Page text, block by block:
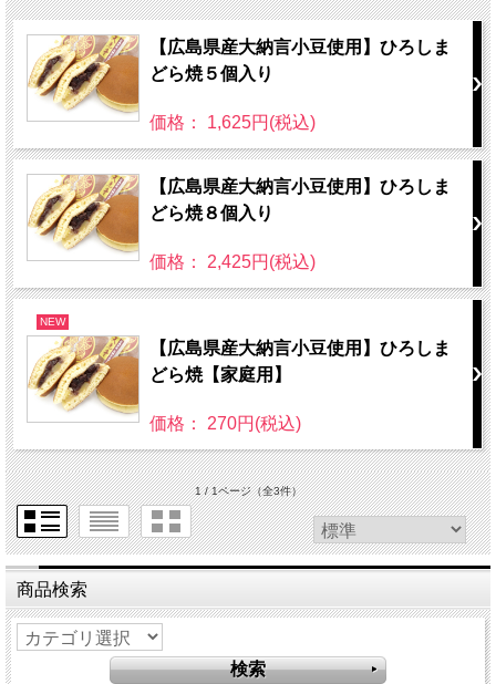
【広島県産大納言小豆使用】ひろしま
どら焼５個入り
価格： 1,625円(税込)
【広島県産大納言小豆使用】ひろしま
どら焼８個入り
価格： 2,425円(税込)
NEW
【広島県産大納言小豆使用】ひろしま
どら焼【家庭用】
価格： 270円(税込)
1 / 1ページ（全3件）
商品検索